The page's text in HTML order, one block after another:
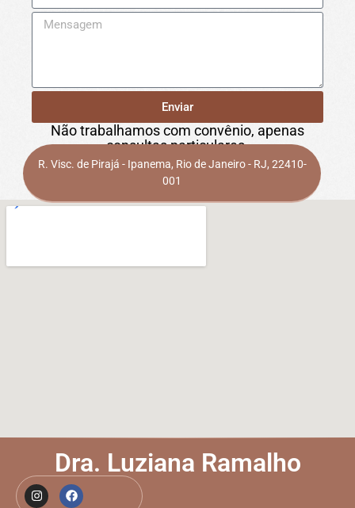
Enviar
Não trabalhamos com convênio, apenas
consultas particulares.
R. Visc. de Pirajá - Ipanema, Rio de Janeiro - RJ, 22410-
001
Dra. Luziana Ramalho